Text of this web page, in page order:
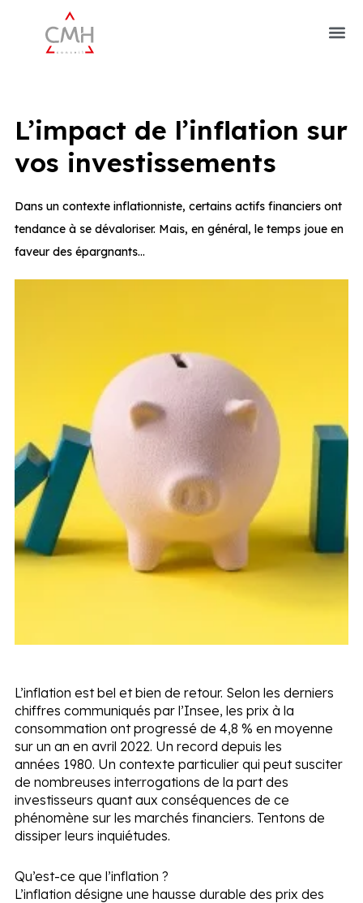
L’impact de l’inflation sur
vos investissements
Dans un contexte inflationniste, certains actifs financiers ont
tendance à se dévaloriser. Mais, en général, le temps joue en
faveur des épargnants…
L’inflation est bel et bien de retour. Selon les derniers
chiffres communiqués par l’Insee, les prix à la
consommation ont progressé de 4,8 % en moyenne
sur un an en avril 2022. Un record depuis les
années 1980. Un contexte particulier qui peut susciter
de nombreuses interrogations de la part des
investisseurs quant aux conséquences de ce
phénomène sur les marchés financiers. Tentons de
dissiper leurs inquiétudes.
Qu’est-ce que l’inflation ?
L’inflation désigne une hausse durable des prix des